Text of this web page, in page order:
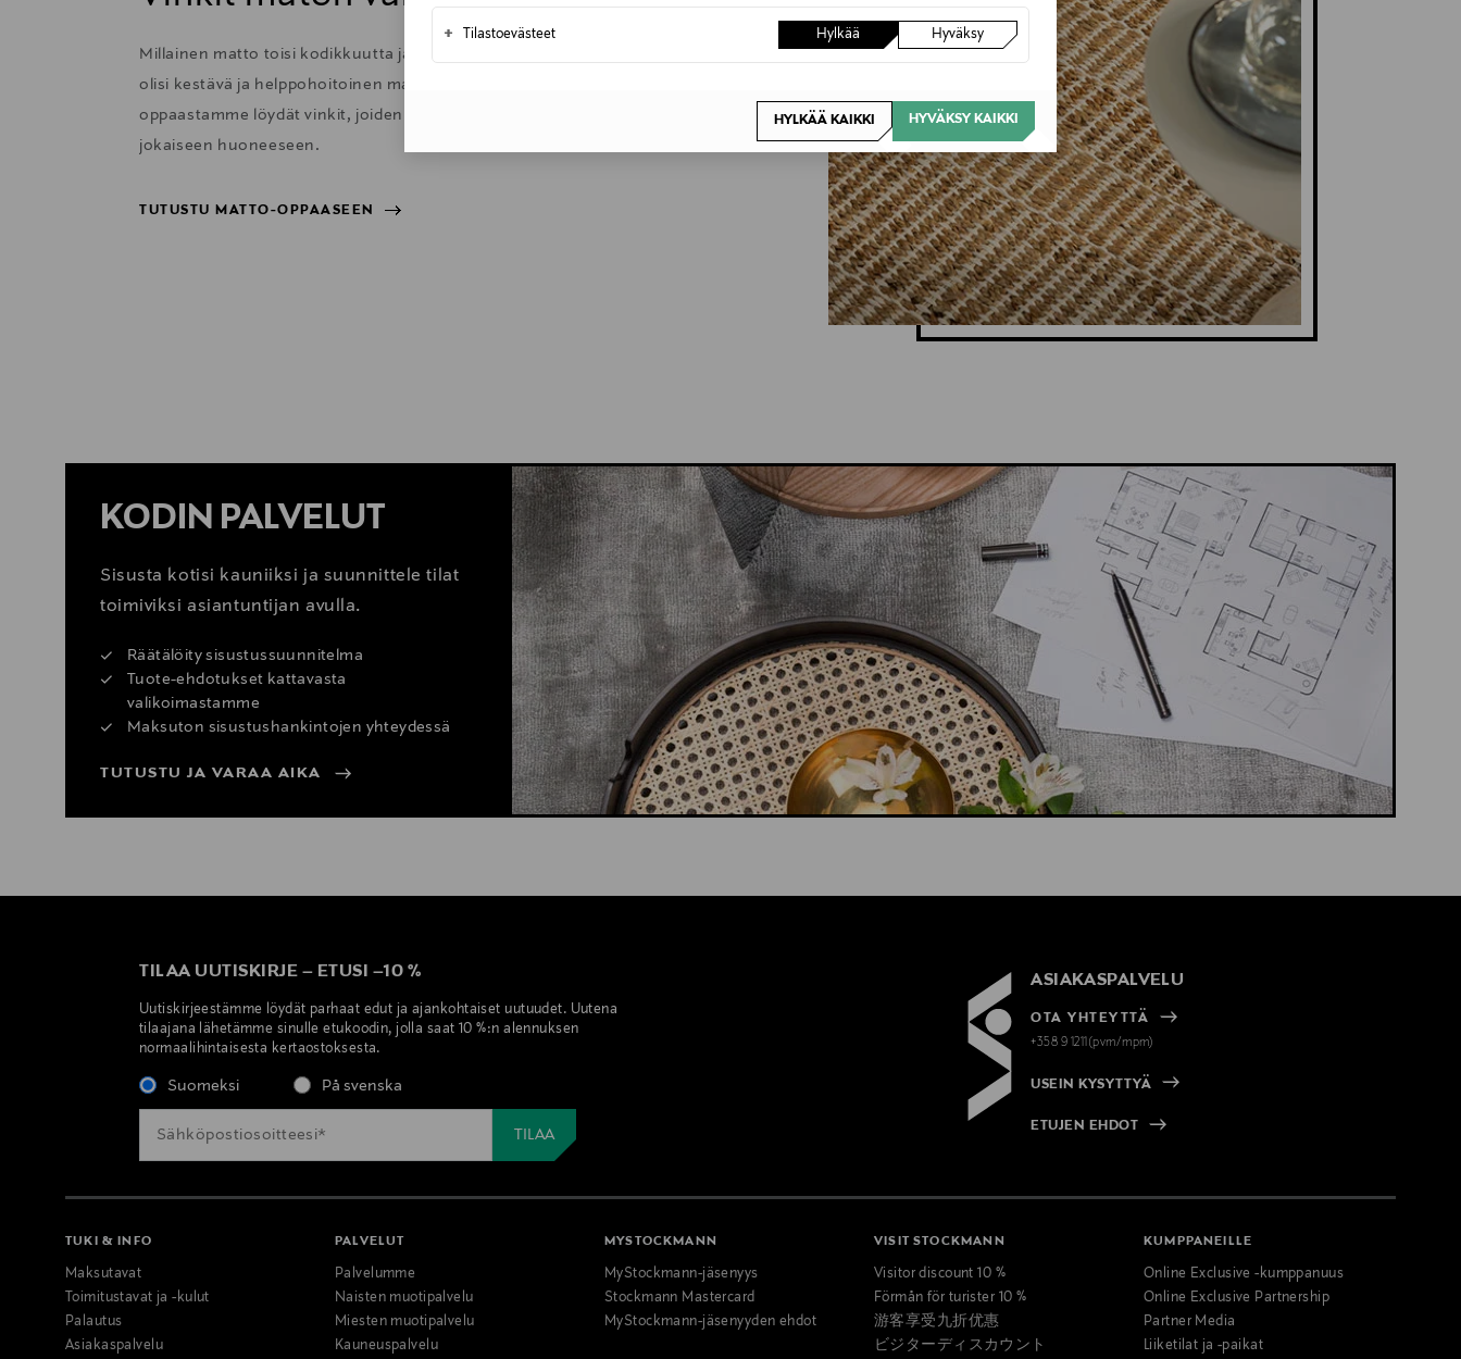
+ Tilastoevästeet Hylkää Hyväksy
HYLKÄÄ KAIKKI HYVÄKSY KAIKKI
Millainen matto toisi kodikkuutta ja lämpöä olohuoneeseen? Entä mikä
olisi kestävä ja helppohoitoinen matto keittiöön tai eteiseen? Matto-
oppaastamme löydät vinkit, joiden avulla valitset sopivan maton
jokaiseen huoneeseen.
TUTUSTU MATTO-OPPAASEEN
KODIN PALVELUT
Sisusta kotisi kauniiksi ja suunnittele tilat
toimiviksi asiantuntijan avulla.
Räätälöity sisustussuunnitelma
Tuote-ehdotukset kattavasta
valikoimastamme
Maksuton sisustushankintojen yhteydessä
TUTUSTU JA VARAA AIKA
TILAA UUTISKIRJE – ETUSI –10 %
Uutiskirjeestämme löydät parhaat edut ja ajankohtaiset uutuudet. Uutena
tilaajana lähetämme sinulle etukoodin, jolla saat 10 %:n alennuksen
normaalihintaisesta kertaostoksesta.
Suomeksi På svenska
ASIAKASPALVELU
OTA YHTEYTTÄ
+358 9 1211(pvm/mpm)
USEIN KYSYTTYÄ
ETUJEN EHDOT
TUKI & INFO
Maksutavat
Toimitustavat ja -kulut
Palautus
Asiakaspalvelu
PALVELUT
Palvelumme
Naisten muotipalvelu
Miesten muotipalvelu
Kauneuspalvelu
MYSTOCKMANN
MyStockmann-jäsenyys
Stockmann Mastercard
MyStockmann-jäsenyyden ehdot
VISIT STOCKMANN
Visitor discount 10 %
Förmån för turister 10 %
游客享受九折优惠
ビジターディスカウント
KUMPPANEILLE
Online Exclusive -kumppanuus
Online Exclusive Partnership
Partner Media
Liiketilat ja -paikat